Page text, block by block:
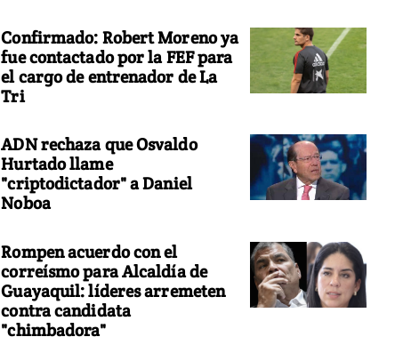
Confirmado: Robert Moreno ya
fue contactado por la FEF para
el cargo de entrenador de La
Tri
ADN rechaza que Osvaldo
Hurtado llame
"criptodictador" a Daniel
Noboa
Rompen acuerdo con el
correísmo para Alcaldía de
Guayaquil: líderes arremeten
contra candidata
"chimbadora"